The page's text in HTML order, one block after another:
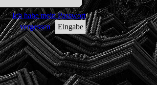
Ich habe mein Passwort
vergessen